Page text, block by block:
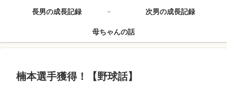
長男の成長記録 次男の成長記録
母ちゃんの話
楠本選手獲得！【野球話】